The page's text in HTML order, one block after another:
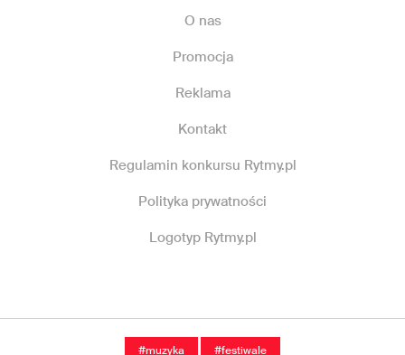
#muzyka #festiwale
O nas
Promocja
Reklama
Kontakt
Regulamin konkursu Rytmy.pl
Polityka prywatności
Logotyp Rytmy.pl